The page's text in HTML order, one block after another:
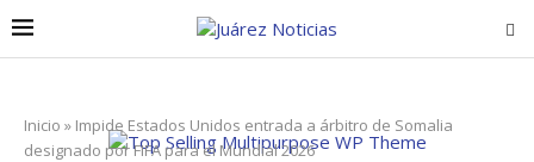
Inicio » Impide Estados Unidos entrada a árbitro de Somalia
designado por FIFA para el Mundial 2026